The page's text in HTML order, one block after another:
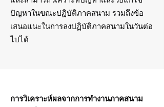
ปัญหาในขณะปฏิบัติภาคสนาม รวมถึงข้อ
เสนอแนะในการลงปฏิบัติภาคสนามในวันต่อ
ไปได้
การวิเคราะห์ผลจากการทำงานภาคสนาม